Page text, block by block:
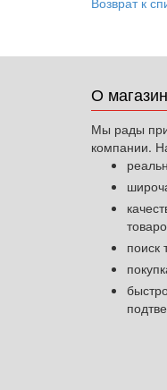
О
Мы рады
компании.
поиск